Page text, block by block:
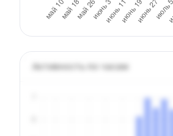
Активность по часам